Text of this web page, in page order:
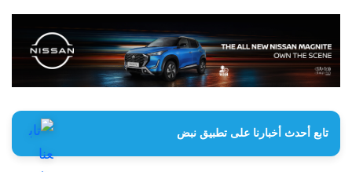
تابع أحدث أخبارنا على تطبيق نبض